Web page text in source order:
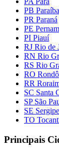
PB Paraíba
PR Paraná
PE
PI Piauí
RJ Rio de
RN Rio
RS Rio
RO
RR
SC Santa
SP São
SE Sergipe
TO
Principais